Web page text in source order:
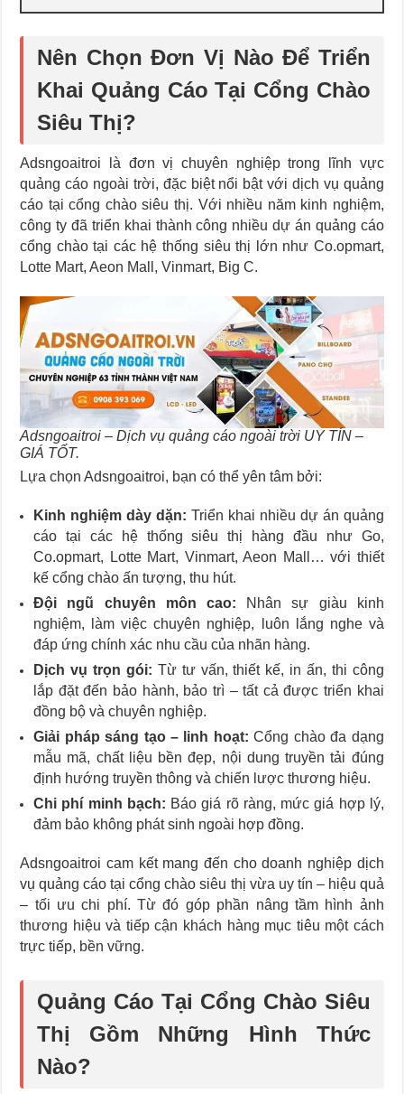
Nên Chọn Đơn Vị Nào Để Triển
Khai Quảng Cáo Tại Cổng Chào
Siêu Thị?
Adsngoaitroi là đơn vị chuyên nghiệp trong lĩnh vực
quảng cáo ngoài trời, đặc biệt nổi bật với dịch vụ quảng
cáo tại cổng chào siêu thị. Với nhiều năm kinh nghiệm,
công ty đã triển khai thành công nhiều dự án quảng cáo
cổng chào tại các hệ thống siêu thị lớn như Co.opmart,
Lotte Mart, Aeon Mall, Vinmart, Big C.
Adsngoaitroi – Dịch vụ quảng cáo ngoài trời UY TÍN –
GIÁ TỐT.
Lựa chọn Adsngoaitroi, bạn có thể yên tâm bởi:
Kinh nghiệm dày dặn: Triển khai nhiều dự án quảng
cáo tại các hệ thống siêu thị hàng đầu như Go,
Co.opmart, Lotte Mart, Vinmart, Aeon Mall… với thiết
kế cổng chào ấn tượng, thu hút.
Đội ngũ chuyên môn cao: Nhân sự giàu kinh
nghiệm, làm việc chuyên nghiệp, luôn lắng nghe và
đáp ứng chính xác nhu cầu của nhãn hàng.
Dịch vụ trọn gói: Từ tư vấn, thiết kế, in ấn, thi công
lắp đặt đến bảo hành, bảo trì – tất cả được triển khai
đồng bộ và chuyên nghiệp.
Giải pháp sáng tạo – linh hoạt: Cổng chào đa dạng
mẫu mã, chất liệu bền đẹp, nội dung truyền tải đúng
định hướng truyền thông và chiến lược thương hiệu.
Chi phí minh bạch: Báo giá rõ ràng, mức giá hợp lý,
đảm bảo không phát sinh ngoài hợp đồng.
Adsngoaitroi cam kết mang đến cho doanh nghiệp dịch
vụ quảng cáo tại cổng chào siêu thị vừa uy tín – hiệu quả
– tối ưu chi phí. Từ đó góp phần nâng tầm hình ảnh
thương hiệu và tiếp cận khách hàng mục tiêu một cách
trực tiếp, bền vững.
Quảng Cáo Tại Cổng Chào Siêu
Thị Gồm Những Hình Thức
Nào?